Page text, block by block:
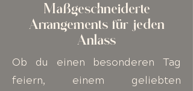
Maßgeschneiderte
Arrangements für jeden
Anlass
Ob du einen besonderen Tag
feiern, einem geliebten